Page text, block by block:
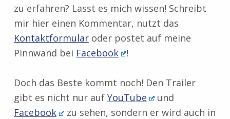
zu erfahren? Lasst es mich wissen! Schreibt
mir hier einen Kommentar, nutzt das
Kontaktformularoder postet auf meine
Pinnwand bei Facebook !
Doch das Beste kommt noch! Den Trailer
gibt es nicht nur auf YouTube
und
Facebook
zu sehen, sondern er wird auch in